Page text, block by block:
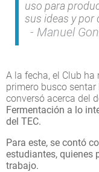
uso para
sus ideas y por
Manuel
A la fecha, el Club
primero busco
conversó acerca del
Fermentación a lo
del TEC.
Para este, se contó
estudiantes, quienes
trabajo.